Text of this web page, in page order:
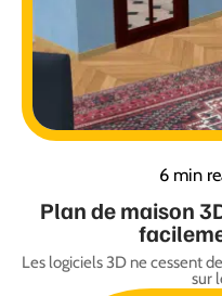
6 min
Plan de maison
Les logiciels 3D ne cessent
sur